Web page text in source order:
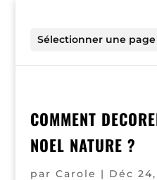
Sélectionner une page
COMMENT
NOEL NATURE ?
par Carole | Déc